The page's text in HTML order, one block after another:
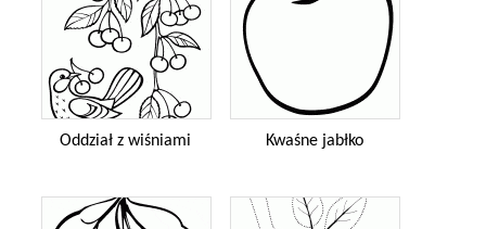
Oddział z wiśniami Kwaśne jabłko